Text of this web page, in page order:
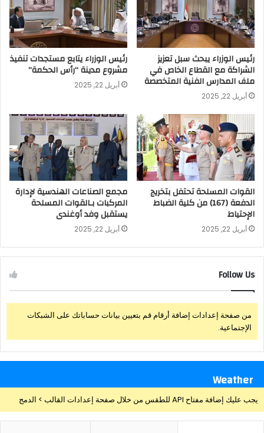
رئيس الوزراء يبحث سبل تعزيز
الشراكة مع القطاع الخاص في
ملف المدارس الفنية المتخصصة
أبريل 22, 2025
رئيس الوزراء يتابع مستجدات تنفيذ
مشروع مدينة “رأس الحكمة”
أبريل 22, 2025
القوات المسلحة تحتفل بتخريج
الدفعة (167) من كلية الضباط
الإحتياط
أبريل 22, 2025
مجمع الصناعات الهندسية لإدارة
المركبات بـالقوات المسلحة
يستقبل وفد أوغندى
أبريل 22, 2025
Follow Us
من صفحة إعدادات إضافة أرقام قم بتعيين بيانات حساباتك على الشبكات
الإجتماعية.
Weather
يجب عليك إضافة مفتاح API للطقس من خلال صفحة إعدادات القالب > الدمج